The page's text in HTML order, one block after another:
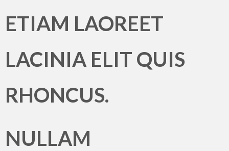
ETIAM LAOREET
LACINIA ELIT QUIS
RHONCUS.
NULLAM